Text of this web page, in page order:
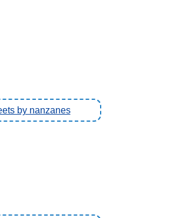
by nanzanes